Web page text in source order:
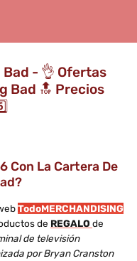
- 👌 Ofertas
Bad 🔝 Precios
Con La Cartera De
TodoMERCHANDISING
de REGALO de
de televisión
por Bryan Cranston